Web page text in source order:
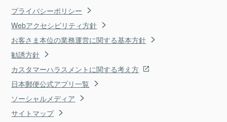
プライバシーポリシー
Webアクセシビリティ方針
お客さま本位の業務運営に関する基本方針
勧誘方針
カスタマーハラスメントに関する考え方
日本郵便公式アプリ一覧
ソーシャルメディア
サイトマップ